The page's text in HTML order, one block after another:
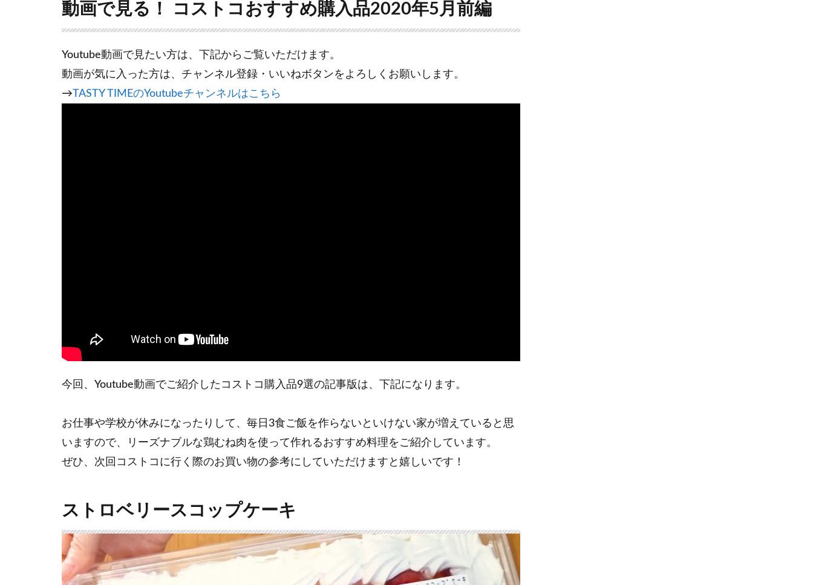
動画で見る！ コストコおすすめ購入品2020年5月前編
Youtube動画で見たい方は、下記からご覧いただけます。
動画が気に入った方は、チャンネル登録・いいねボタンをよろしくお願いします。
→TASTY TIMEのYoutubeチャンネルはこちら
今回、Youtube動画でご紹介したコストコ購入品9選の記事版は、下記になります。
お仕事や学校が休みになったりして、毎日3食ご飯を作らないといけない家が増えていると思
いますので、リーズナブルな鶏むね肉を使って作れるおすすめ料理をご紹介しています。
ぜひ、次回コストコに行く際のお買い物の参考にしていただけますと嬉しいです！
ストロベリースコップケーキ